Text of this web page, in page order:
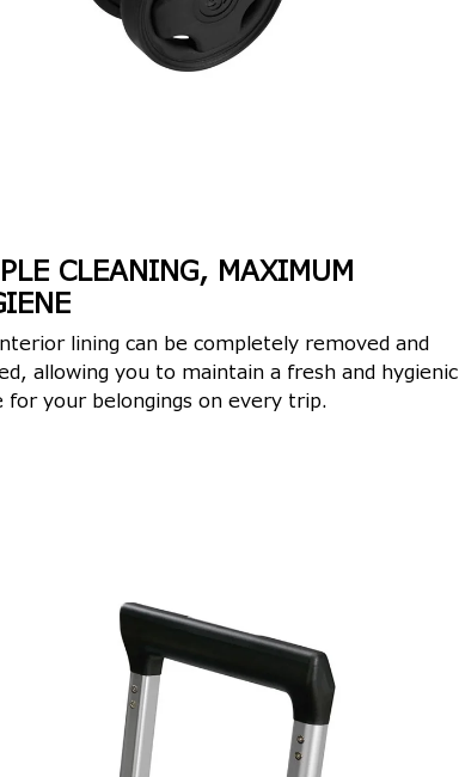
CLEANING, MAXIMUM
lining can be completely removed and
allowing you to maintain a fresh and hygienic
for your belongings on every trip.